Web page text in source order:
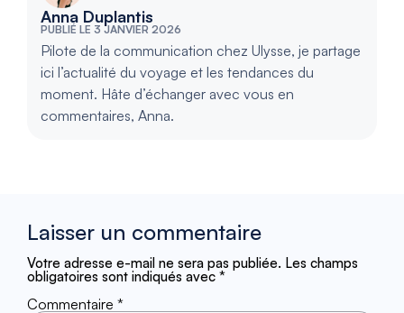
Anna Duplantis
PUBLIÉ LE 3 JANVIER 2026
Pilote de la communication chez Ulysse, je partage
ici l’actualité du voyage et les tendances du
moment. Hâte d’échanger avec vous en
commentaires, Anna.
Laisser un commentaire
Votre adresse e-mail ne sera pas publiée. Les champs
obligatoires sont indiqués avec *
Commentaire *